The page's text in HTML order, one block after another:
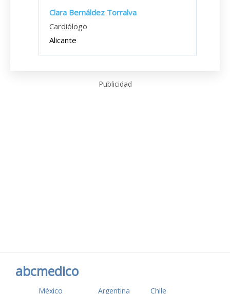
Clara Bernáldez Torralva
Cardiólogo
Alicante
Publicidad
abcmedico
México Argentina Chile